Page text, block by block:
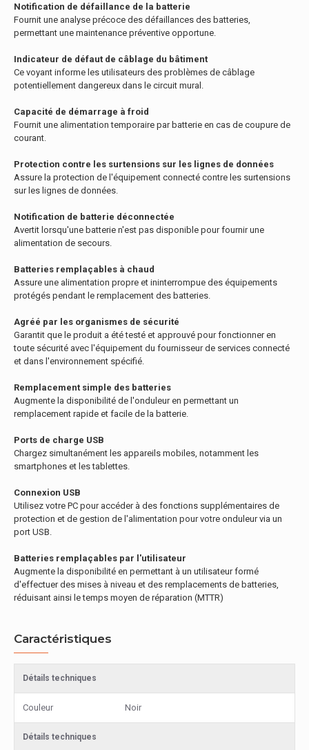
Notification de défaillance de la batterie
Fournit une analyse précoce des défaillances des batteries,
permettant une maintenance préventive opportune.
Indicateur de défaut de câblage du bâtiment
Ce voyant informe les utilisateurs des problèmes de câblage
potentiellement dangereux dans le circuit mural.
Capacité de démarrage à froid
Fournit une alimentation temporaire par batterie en cas de coupure de
courant.
Protection contre les surtensions sur les lignes de données
Assure la protection de l'équipement connecté contre les surtensions
sur les lignes de données.
Notification de batterie déconnectée
Avertit lorsqu'une batterie n'est pas disponible pour fournir une
alimentation de secours.
Batteries remplaçables à chaud
Assure une alimentation propre et ininterrompue des équipements
protégés pendant le remplacement des batteries.
Agréé par les organismes de sécurité
Garantit que le produit a été testé et approuvé pour fonctionner en
toute sécurité avec l'équipement du fournisseur de services connecté
et dans l'environnement spécifié.
Remplacement simple des batteries
Augmente la disponibilité de l'onduleur en permettant un
remplacement rapide et facile de la batterie.
Ports de charge USB
Chargez simultanément les appareils mobiles, notamment les
smartphones et les tablettes.
Connexion USB
Utilisez votre PC pour accéder à des fonctions supplémentaires de
protection et de gestion de l'alimentation pour votre onduleur via un
port USB.
Batteries remplaçables par l'utilisateur
Augmente la disponibilité en permettant à un utilisateur formé
d'effectuer des mises à niveau et des remplacements de batteries,
réduisant ainsi le temps moyen de réparation (MTTR)
Caractéristiques
Détails techniques
Couleur Noir
Détails techniques